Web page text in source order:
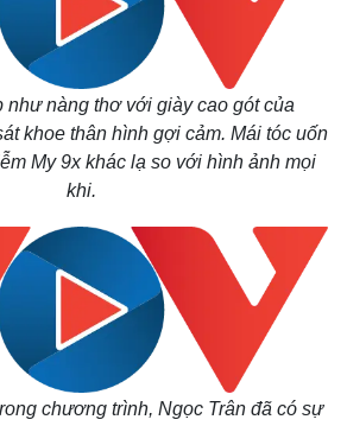
Multimedia
Ảnh
E-Magazine
Infographic
như nàng thơ với giày cao gót của
khoe thân hình gợi cảm. Mái tóc uốn
My 9x khác lạ so với hình ảnh mọi
khi.
chương trình, Ngọc Trân đã có sự